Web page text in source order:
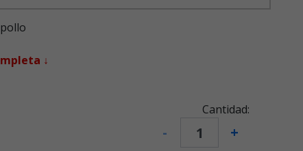
↓
Cantidad:
- +